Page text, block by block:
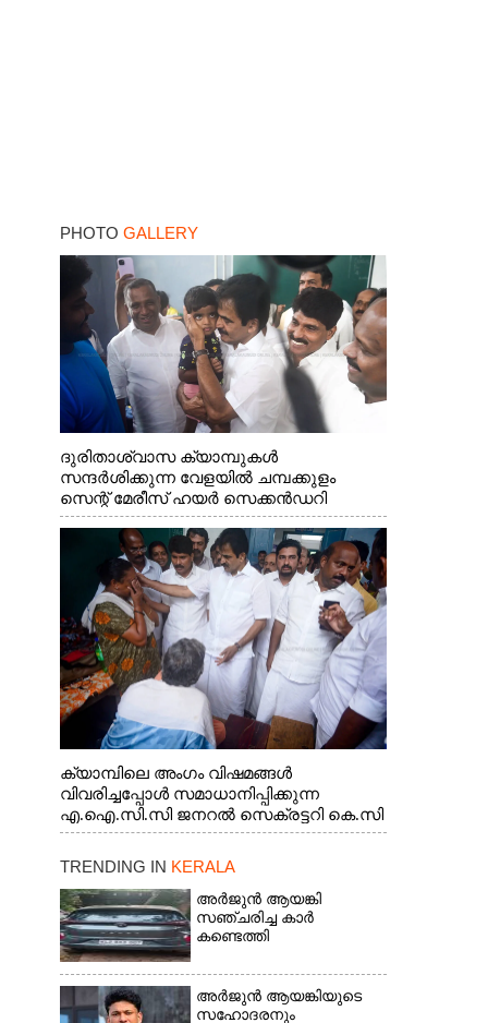
PHOTO GALLERY
ദുരിതാശ്വാസ ക്യാമ്പുകൾ
സന്ദർശിക്കുന്ന വേളയിൽ ചമ്പക്കുളം
സെന്റ് മേരീസ് ഹയർ സെക്കൻഡറി
സ്കൂളിലെ ക്യാമ്പിലെത്തിയ എ.ഐ.സി.സി
ജനറൽ സെക്രട്ടറി കെ.സി
വേണുഗോപാൽ എം.പി കുരുന്നിനെ
എടുത്ത് ലാളിച്ചപ്പോൾ. സഹകരണ-
എക്സൈസ് വകുപ്പ് മന്ത്രി എം. ലിജു,
കൃഷിവകുപ്പ് മന്ത്രി ടി. സിദ്ദിഖ്, റെജി
ചെറിയാൻ എം. എൽ. എ എന്നിവർ സമീപം
ക്യാമ്പിലെ അംഗം വിഷമങ്ങൾ
വിവരിച്ചപ്പോൾ സമാധാനിപ്പിക്കുന്ന
എ.ഐ.സി.സി ജനറൽ സെക്രട്ടറി കെ.സി
വേണുഗോപാൽ എം.പി. സഹകരണ-
എന്നിവർ
TRENDING IN KERALA
അർജുൻ ആയങ്കി
സഞ്ചരിച്ച കാർ
കണ്ടെത്തി
അർജുൻ ആയങ്കിയുടെ
സഹോദരനും